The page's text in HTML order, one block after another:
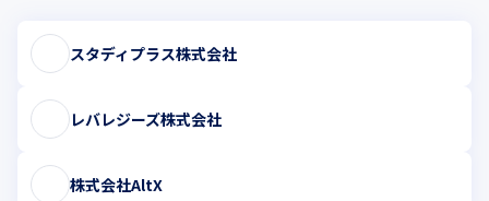
スタディプラス株式会社
レバレジーズ株式会社
株式会社AltX